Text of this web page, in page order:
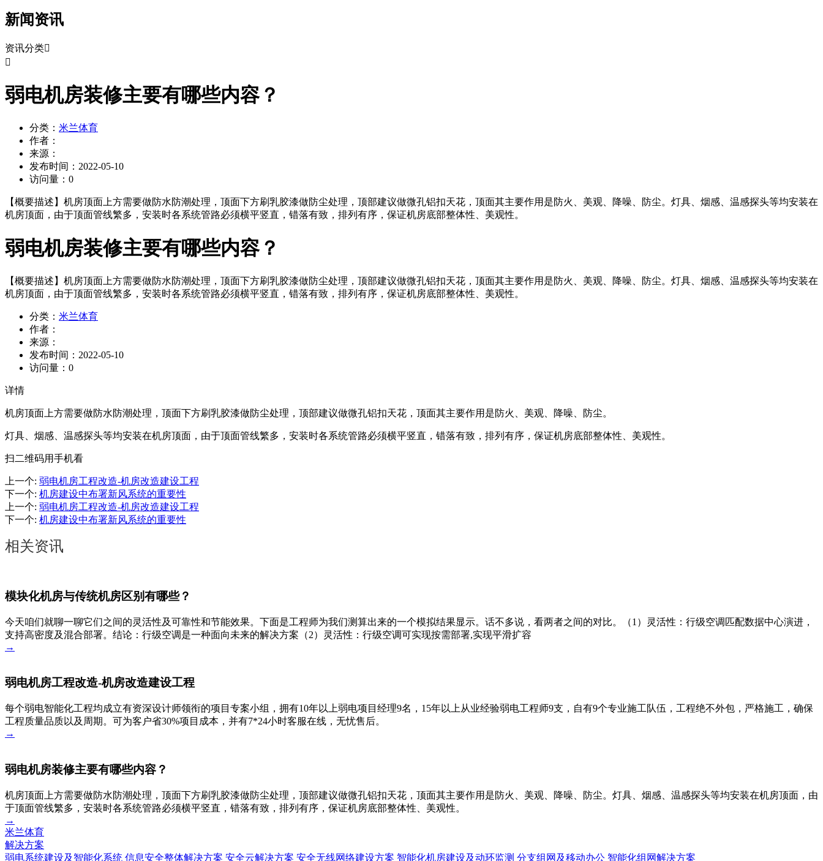
新闻资讯
资讯分类

弱电机房装修主要有哪些内容？
分类： 米兰体育
作者：
来源：
发布时间： 2022-05-10
访问量： 0
【概要描述】 机房顶面上方需要做防水防潮处理，顶面下方刷乳胶漆做防尘处理，顶部建议做微孔铝扣天花，顶面其主要作用是防火、美观、降噪、防尘。灯具、烟感、温感探头等均安装在
机房顶面，由于顶面管线繁多，安装时各系统管路必须横平竖直，错落有致，排列有序，保证机房底部整体性、美观性。
弱电机房装修主要有哪些内容？
【概要描述】 机房顶面上方需要做防水防潮处理，顶面下方刷乳胶漆做防尘处理，顶部建议做微孔铝扣天花，顶面其主要作用是防火、美观、降噪、防尘。灯具、烟感、温感探头等均安装在
机房顶面，由于顶面管线繁多，安装时各系统管路必须横平竖直，错落有致，排列有序，保证机房底部整体性、美观性。
分类： 米兰体育
作者：
来源：
发布时间： 2022-05-10
访问量： 0
详情
机房顶面上方需要做防水防潮处理，顶面下方刷乳胶漆做防尘处理，顶部建议做微孔铝扣天花，顶面其主要作用是防火、美观、降噪、防尘。
灯具、烟感、温感探头等均安装在机房顶面，由于顶面管线繁多，安装时各系统管路必须横平竖直，错落有致，排列有序，保证机房底部整体性、美观性。
扫二维码用手机看
上一个: 弱电机房工程改造-机房改造建设工程
下一个: 机房建设中布署新风系统的重要性
上一个: 弱电机房工程改造-机房改造建设工程
下一个: 机房建设中布署新风系统的重要性
相关资讯
模块化机房与传统机房区别有哪些？
今天咱们就聊一聊它们之间的灵活性及可靠性和节能效果。下面是工程师为我们测算出来的一个模拟结果显示。话不多说，看两者之间的对比。（1）灵活性：行级空调匹配数据中心演进，
支持高密度及混合部署。结论：行级空调是一种面向未来的解决方案（2）灵活性：行级空调可实现按需部署,实现平滑扩容
→
弱电机房工程改造-机房改造建设工程
每个弱电智能化工程均成立有资深设计师领衔的项目专案小组，拥有10年以上弱电项目经理9名，15年以上从业经验弱电工程师9支，自有9个专业施工队伍，工程绝不外包，严格施工，确保
工程质量品质以及周期。可为客户省30%项目成本，并有7*24小时客服在线，无忧售后。
→
弱电机房装修主要有哪些内容？
机房顶面上方需要做防水防潮处理，顶面下方刷乳胶漆做防尘处理，顶部建议做微孔铝扣天花，顶面其主要作用是防火、美观、降噪、防尘。灯具、烟感、温感探头等均安装在机房顶面，由
于顶面管线繁多，安装时各系统管路必须横平竖直，错落有致，排列有序，保证机房底部整体性、美观性。
→
米兰体育
解决方案
弱电系统建设及智能化系统 信息安全整体解决方案 安全云解决方案 安全无线网络建设方案 智能化机房建设及动环监测 分支组网及移动办公 智能化组网解决方案